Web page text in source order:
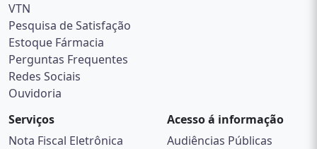
VTN
Pesquisa de Satisfação
Estoque Fármacia
Perguntas Frequentes
Redes Sociais
Ouvidoria
Serviços
Nota Fiscal Eletrônica
Acesso á informação
Audiências Públicas